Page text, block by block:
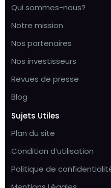
Qui sommes-nous?
Notre mission
Nos partenaires
Nos investisseurs
Revues de presse
Blog
Sujets Utiles
Plan du site
Condition d’utilisation
Politique de